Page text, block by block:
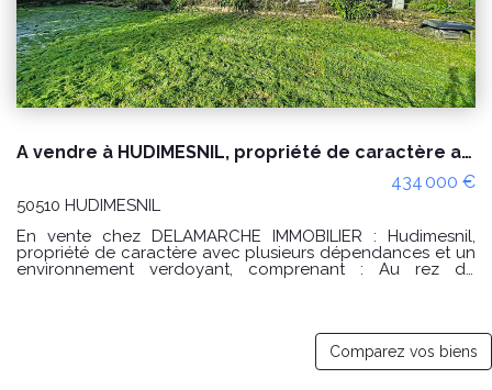
A vendre à HUDIMESNIL, propriété de caractère avec dépendances
434 000 €
50510 HUDIMESNIL
En vente chez DELAMARCHE IMMOBILIER : Hudimesnil,
propriété de caractère avec plusieurs dépendances et un
environnement verdoyant, comprenant : Au rez de
étage un loft pouvant être loué, Une pièce de vie avec
cuisine aménagée, une salle d'eau, un WC séparé.
Comparez vos biens